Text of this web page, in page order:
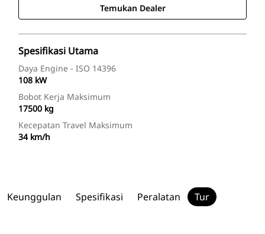
Temukan Dealer
Spesifikasi Utama
Daya Engine - ISO 14396
108 kW
Bobot Kerja Maksimum
17500 kg
Kecepatan Travel Maksimum
34 km/h
Keunggulan Spesifikasi Peralatan Tur